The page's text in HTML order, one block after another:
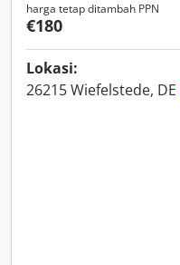
harga tetap ditambah PPN
€180
Lokasi:
26215 Wiefelstede, DE